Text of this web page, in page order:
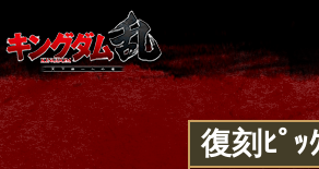
復刻ﾋﾟｯ